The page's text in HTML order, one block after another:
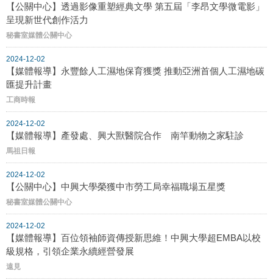
【公關中心】透過影像重塑經典文學 第五屆「李昂文學微電影」
呈現新世代創作活力
秘書室媒體公關中心
2024-12-02
【媒體報導】永豐餘人工濕地保育獲獎 推動亞洲首個人工濕地碳
匯提升計畫
工商時報
2024-12-02
【媒體報導】產發處、興大獸醫院合作 南竿動物之家駐診
馬祖日報
2024-12-02
【公關中心】中興大學榮獲中市勞工局幸福職場五星獎
秘書室媒體公關中心
2024-12-02
【媒體報導】百位領袖師資傳授新思維！中興大學超EMBA以校
級規格，引領企業永續經營發展
遠見